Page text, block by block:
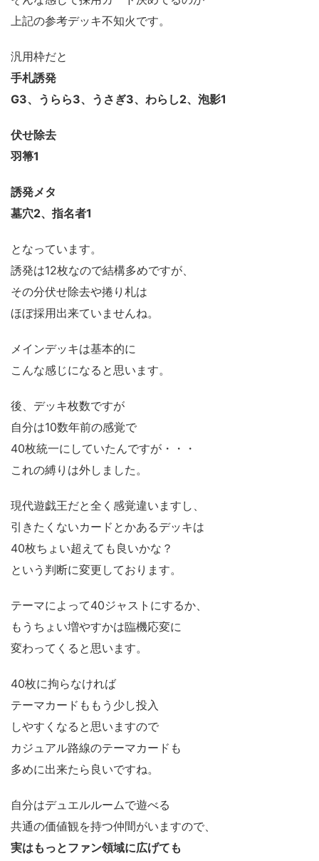
上記の参考デッキ不知火です。
汎用枠だと
手札誘発
G3、うらら3、うさぎ3、わらし2、泡影1
伏せ除去
羽箒1
誘発メタ
墓穴2、指名者1
となっています。
誘発は12枚なので結構多めですが、
その分伏せ除去や捲り札は
ほぼ採用出来ていませんね。
メインデッキは基本的に
こんな感じになると思います。
後、デッキ枚数ですが
自分は10数年前の感覚で
40枚統一にしていたんですが・・・
これの縛りは外しました。
現代遊戯王だと全く感覚違いますし、
引きたくないカードとかあるデッキは
40枚ちょい超えても良いかな？
という判断に変更しております。
テーマによって40ジャストにするか、
もうちょい増やすかは臨機応変に
変わってくると思います。
40枚に拘らなければ
テーマカードももう少し投入
しやすくなると思いますので
カジュアル路線のテーマカードも
多めに出来たら良いですね。
自分はデュエルルームで遊べる
共通の価値観を持つ仲間がいますので、
実はもっとファン領域に広げても